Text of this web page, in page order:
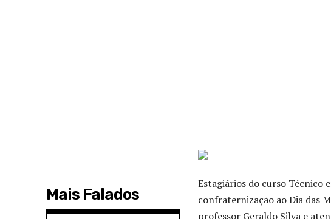
Mais Falados
Estagiários do curso Técnico
confraternização ao Dia das
professor Geraldo Silva e